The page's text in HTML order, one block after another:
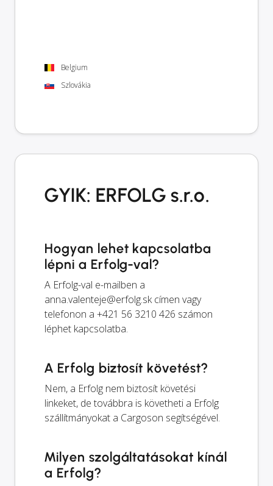
Belgium
Szlovákia
GYIK: ERFOLG s.r.o.
Hogyan lehet kapcsolatba
lépni a Erfolg-val?
A Erfolg-val e-mailben a
anna.valenteje@erfolg.skcímen vagy
telefonon a +421 56 3210 426 számon
léphet kapcsolatba.
A Erfolg biztosít követést?
Nem, a Erfolg nem biztosít követési
linkeket, de továbbra is követheti a Erfolg
szállítmányokat a Cargoson segítségével.
Milyen szolgáltatásokat kínál
a Erfolg?